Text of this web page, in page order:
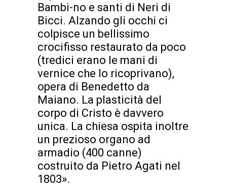
Bambi-no e santi di Neri di
Bicci. Alzando gli occhi ci
colpisce un bellissimo
crocifisso restaurato da poco
(tredici erano le mani di
vernice che lo ricoprivano),
opera di Benedetto da
Maiano. La plasticità del
corpo di Cristo è davvero
unica. La chiesa ospita inoltre
un prezioso organo ad
armadio (400 canne)
costruito da Pietro Agati nel
1803».